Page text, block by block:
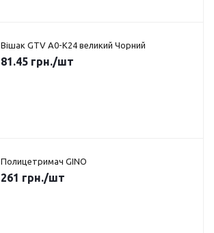
Вішак GTV A0-K24 великий Чорний
81.45 грн./шт
Полицетримач GINO
261 грн./шт